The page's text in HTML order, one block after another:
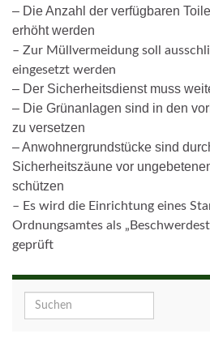
– Die Anzahl der verfügbaren
erhöht werden
– Zur Müllvermeidung soll
eingesetzt werden
– Der Sicherheitsdienst muss
– Die Grünanlagen sind in den
zu versetzen
– Anwohnergrundstücke sind
Sicherheitszäune vor
schützen
– Es wird die Einrichtung eines
Ordnungsamtes als
geprüft
Search for: